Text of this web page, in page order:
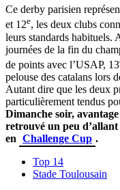
Ce derby parisien
et 12e, les deux clubs
leurs standards habituels.
journées de la fin du
de points avec l’USAP, 13
pelouse des catalans lors
Autant dire que les deux
particulièrement tendus
Dimanche soir,
retrouvé un peu d’allant
en Challenge Cup .
Top 14
Stade Toulousain